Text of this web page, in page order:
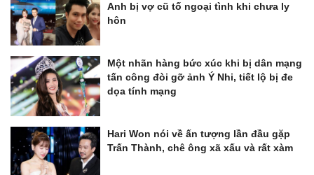
Anh bị vợ cũ tố ngoại tình khi chưa ly
hôn
Một nhãn hàng bức xúc khi bị dân mạng
tấn công đòi gỡ ảnh Ý Nhi, tiết lộ bị đe
dọa tính mạng
Hari Won nói về ấn tượng lần đầu gặp
Trấn Thành, chê ông xã xấu và rất xàm